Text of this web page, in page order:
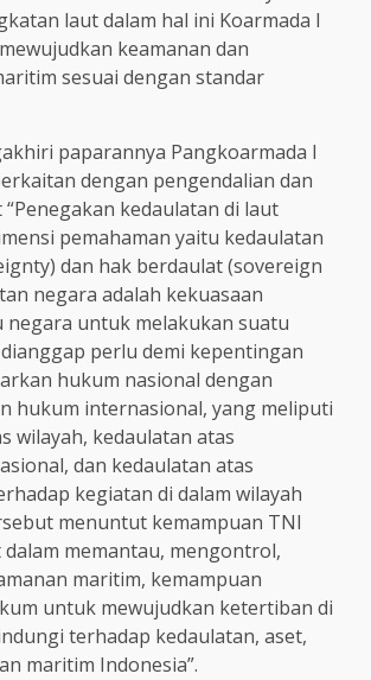
laut dalam hal ini Koarmada I
keamanan dan
sesuai dengan standar
paparannya Pangkoarmada I
dengan pengendalian dan
kedaulatan di laut
pemahaman yaitu kedaulatan
dan hak berdaulat (sovereign
negara adalah kekuasaan
untuk melakukan suatu
perlu demi kepentingan
hukum nasional dengan
hukum internasional, yang meliputi
wilayah, kedaulatan atas
dan kedaulatan atas
kegiatan di dalam wilayah
menuntut kemampuan TNI
memantau, mengontrol,
maritim, kemampuan
untuk mewujudkan ketertiban di
terhadap kedaulatan, aset,
maritim Indonesia”.